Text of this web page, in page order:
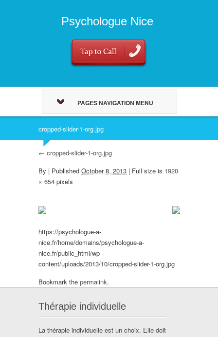
Psychologue Nice
PAGES NAVIGATION MENU
cropped-slider-1-org.jpg
← cropped-slider-1-org.jpg
By | Published October 8, 2013 | Full size is 1920
× 654 pixels
https://psychologue-a-
nice.fr/home/domains/psychologue-a-
nice.fr/public_html/wp-
content/uploads/2013/10/cropped-slider-1-org.jpg
Bookmark the permalink.
Thérapie individuelle
La thérapie individuelle est un choix. Elle doit